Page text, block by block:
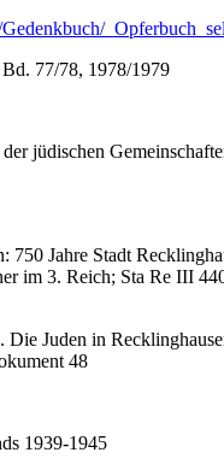
77/78, 1978/1979
jüdischen
Jahre Stadt
im 3. Reich; Sta Re III
Juden in
48
1939-1945